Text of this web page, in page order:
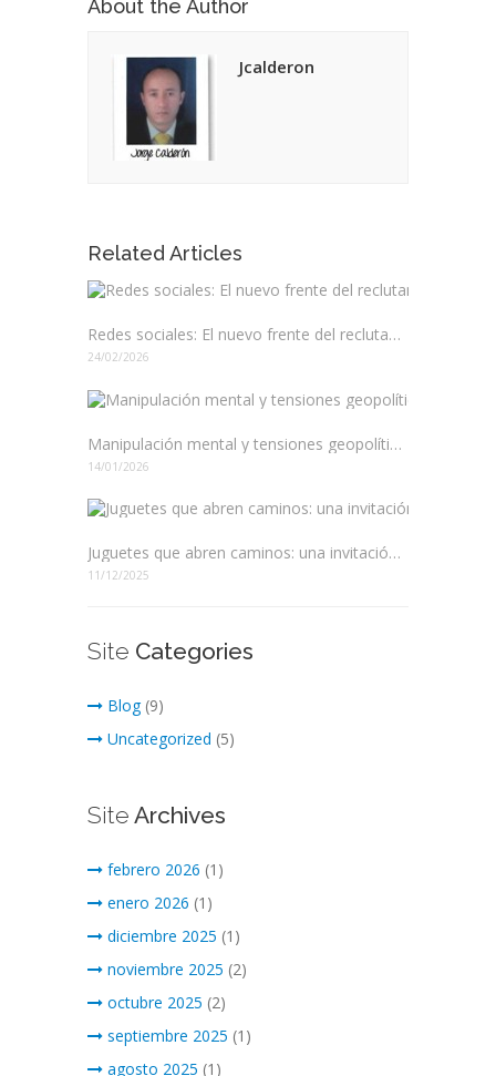
About the Author
Jcalderon
Related Articles
Redes sociales: El nuevo frente del reclutamiento en Colombia
24/02/2026
Manipulación mental y tensiones geopolíticas: El juego de poder en América Latina
14/01/2026
Juguetes que abren caminos: una invitación a elegir mejor
11/12/2025
Site Categories
Blog(9)
Uncategorized (5)
Site Archives
febrero 2026 (1)
enero 2026 (1)
diciembre 2025 (1)
noviembre 2025 (2)
octubre 2025 (2)
septiembre 2025 (1)
agosto 2025 (1)